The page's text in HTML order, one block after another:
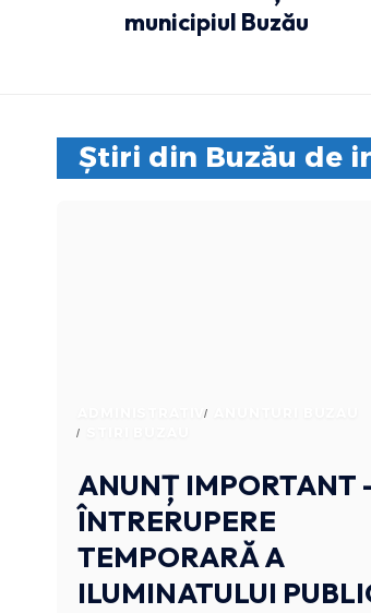
municipiul Buzău
Știri din Buzău de
ADMINISTRATIV
ANUNȚ IMPORTANT
ÎNTRERUPERE
TEMPORARĂ A
ILUMINATULUI